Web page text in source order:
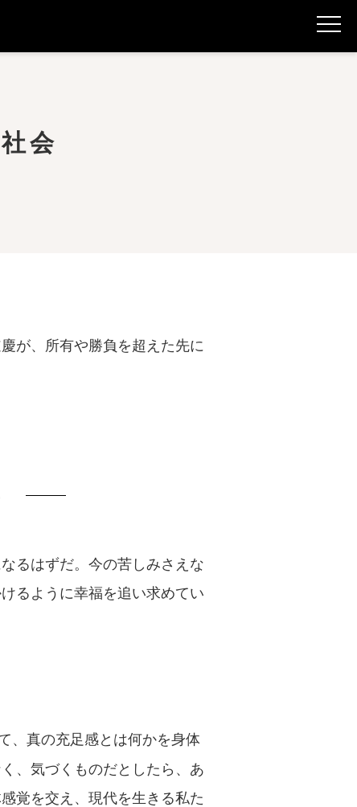
会
が、所有や勝負を超えた先に
るはずだ。今の苦しみさえな
るように幸福を追い求めてい
、真の充足感とは何かを身体
、気づくものだとしたら、あ
覚を交え、現代を生きる私た